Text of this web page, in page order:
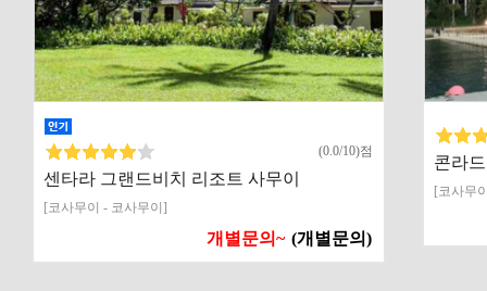
(0.0/10)점
센타라 그랜드비치 리조트 사무이
[코사무이 - 코사무이]
개별문의~ (개별문의)
콘라
[코사무